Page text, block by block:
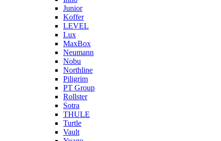
Junior
Koffer
LEVEL
Lux
MaxBox
Neumann
Nobu
Northline
Piligrim
PT Group
Rollster
Sotra
THULE
Turtle
Vault